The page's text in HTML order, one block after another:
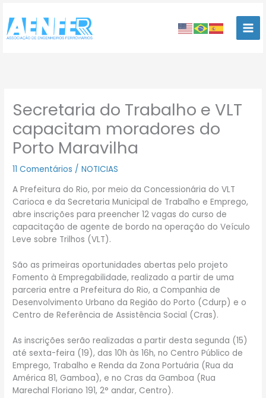
para
conteúdo
Secretaria do Trabalho e VLT
capacitam moradores do
Porto Maravilha
11 Comentários /NOTICIAS
A Prefeitura do Rio, por meio da Concessionária do VLT
Carioca e da Secretaria Municipal de Trabalho e Emprego,
abre inscrições para preencher 12 vagas do curso de
capacitação de agente de bordo na operação do Veículo
Leve sobre Trilhos (VLT).
São as primeiras oportunidades abertas pelo projeto
Fomento à Empregabilidade, realizado a partir de uma
parceria entre a Prefeitura do Rio, a Companhia de
Desenvolvimento Urbano da Região do Porto (Cdurp) e o
Centro de Referência de Assistência Social (Cras).
As inscrições serão realizadas a partir desta segunda (15)
até sexta-feira (19), das 10h às 16h, no Centro Público de
Emprego, Trabalho e Renda da Zona Portuária (Rua da
América 81, Gamboa), e no Cras da Gamboa (Rua
Marechal Floriano 191, 2° andar, Centro).